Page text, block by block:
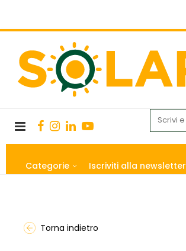
Categorie Iscriviti alla newsletter
Torna indietro